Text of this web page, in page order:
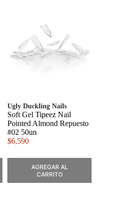
Ugly Duckling Nails
Soft Gel Tipeez Nail
Pointed Almond Repuesto
#02 50un
$6,590
AGREGAR AL
CARRITO